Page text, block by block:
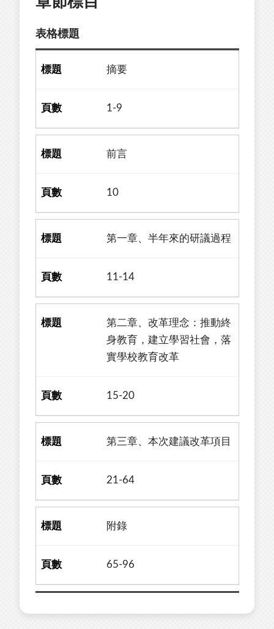
表格標題
摘要
1-9
前言
10
第一章、半年來的研議過程
11-14
第二章、改革理念：推動終
身教育，建立學習社會，落
實學校教育改革
15-20
第三章、本次建議改革項目
21-64
附錄
65-96